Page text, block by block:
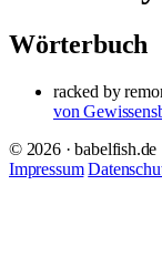
Wörterbuch
racked by
von
© 2026 · babelfish.de
Impressum